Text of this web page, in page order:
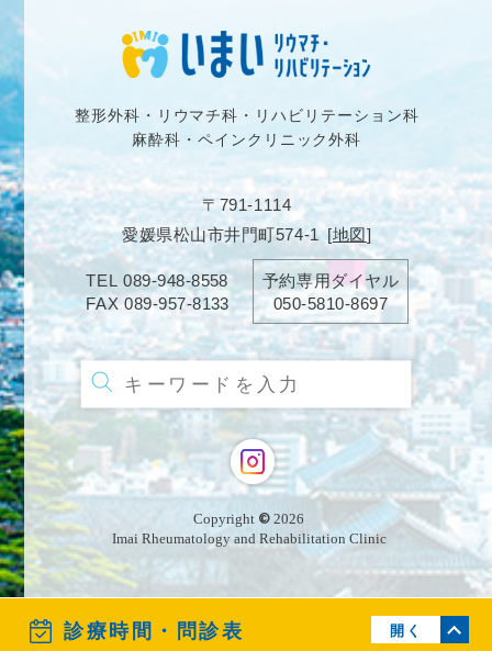
整形外科・リウマチ科・リハビリテーション科
麻酔科・ペインクリニック外科
〒791-1114
愛媛県松山市井門町574-1 [地図]
TEL 089-948-8558
FAX 089-957-8133
予約専用ダイヤル
050-5810-8697
Copyright © 2026
Imai Rheumatology and Rehabilitation Clinic
診療時間・問診表